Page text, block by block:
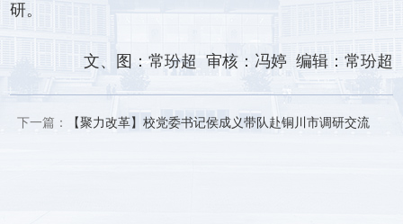
研。
文、图：常玢超 审核：冯婷 编辑：常玢超
下一篇： 【聚力改革】校党委书记侯成义带队赴铜川市调研交流